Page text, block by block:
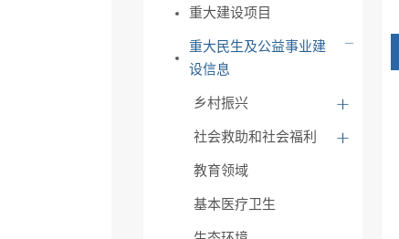
重大建设项目
重大民生及公益事业建
设信息
乡村振兴
社会救助和社会福利
教育领域
基本医疗卫生